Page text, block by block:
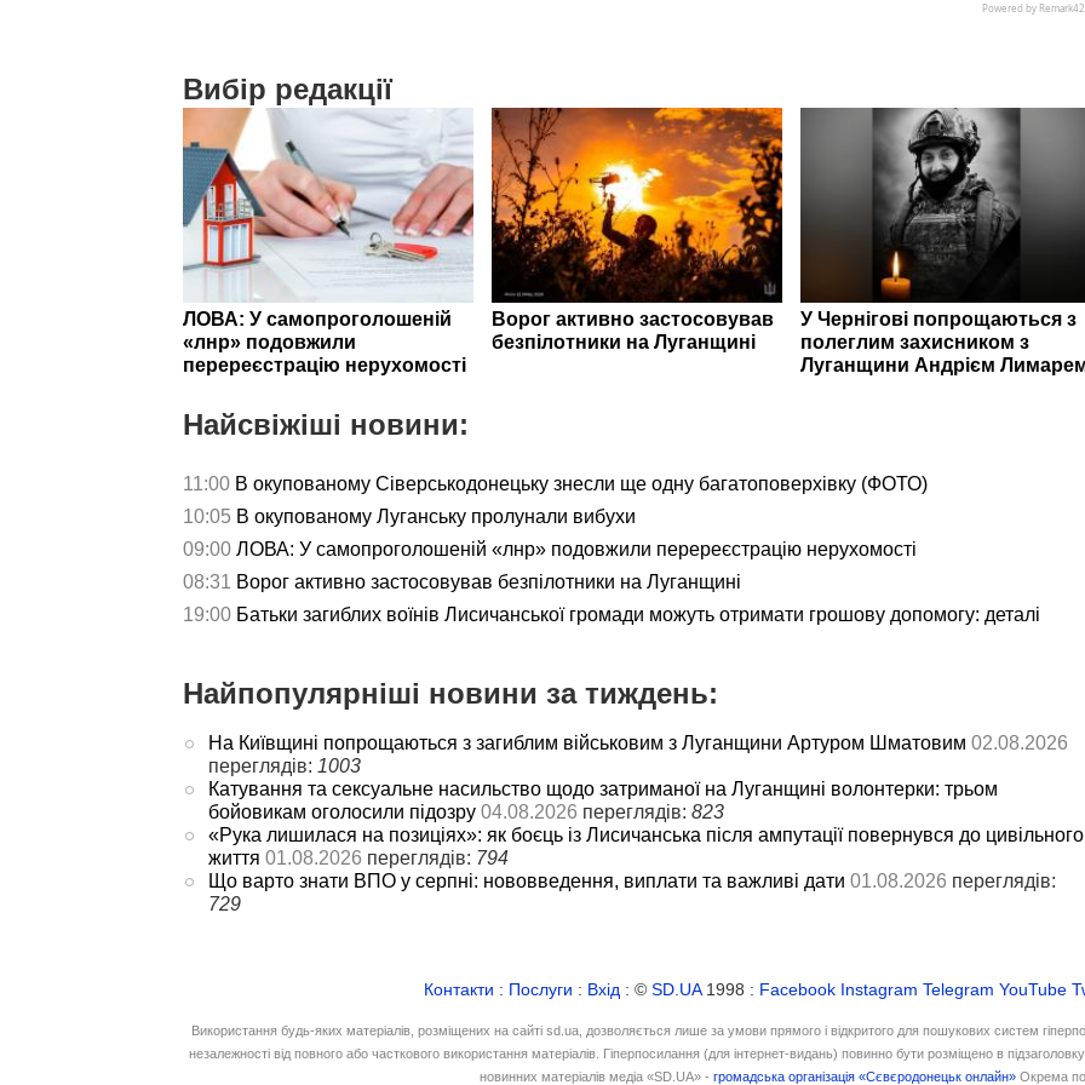
Вибір редакції
ЛОВА: У самопроголошеній
«лнр» подовжили
перереєстрацію нерухомості
Ворог активно застосовував
безпілотники на Луганщині
У Чернігові попрощаються з
полеглим захисником з
Луганщини Андрієм
Найсвіжіші новини:
11:00 В окупованому Сіверськодонецьку знесли ще одну багатоповерхівку (ФОТО)
10:05 В окупованому Луганську пролунали вибухи
09:00 ЛОВА: У самопроголошеній «лнр» подовжили перереєстрацію нерухомості
08:31 Ворог активно застосовував безпілотники на Луганщині
19:00 Батьки загиблих воїнів Лисичанської громади можуть отримати грошову допомогу: деталі
Найпопулярніші новини за тиждень:
На Київщині попрощаються з загиблим військовим з Луганщини Артуром Шматовим 02.08.2026
переглядів: 1003
Катування та сексуальне насильство щодо затриманої на Луганщині волонтерки: трьом
бойовикам оголосили підозру 04.08.2026 переглядів: 823
«Рука лишилася на позиціях»: як боєць із Лисичанська після ампутації повернувся до цивільного
життя 01.08.2026 переглядів: 794
Що варто знати ВПО у серпні: нововведення, виплати та важливі дати 01.08.2026 переглядів:
729
Контакти : Послуги : Вхід : © SD.UA1998 : Facebook Instagram Telegram YouTube
Використання будь-яких матеріалів, розміщених на сайті sd.ua, дозволяється лише за умови прямого і відкритого для пошукових систем
незалежності від повного або часткового використання матеріалів. Гіперпосилання (для інтернет-видань) повинно бути розміщено в
новинних матеріалів медіа «SD.UA» - громадська організація «Сєвєродонецьк онлайн»Окрема